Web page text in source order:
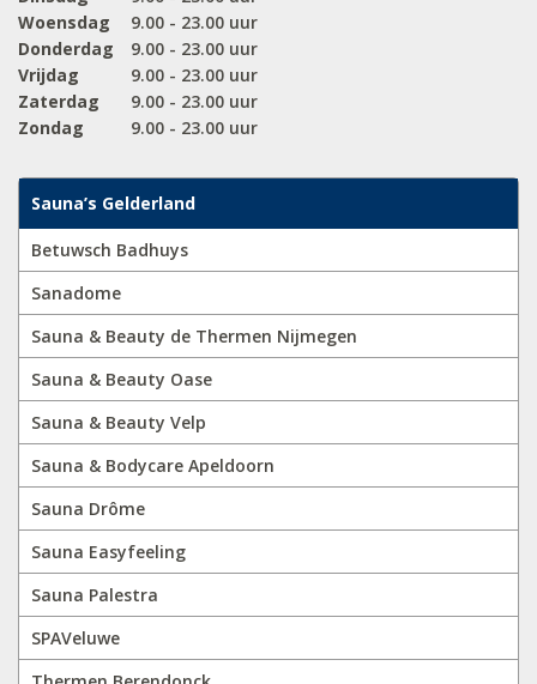
Woensdag
9.00 - 23.00 uur
Donderdag
9.00 - 23.00 uur
Vrijdag
9.00 - 23.00 uur
Zaterdag
9.00 - 23.00 uur
Zondag
9.00 - 23.00 uur
Sauna’s Gelderland
Betuwsch Badhuys
Sanadome
Sauna & Beauty de Thermen Nijmegen
Sauna & Beauty Oase
Sauna & Beauty Velp
Sauna & Bodycare Apeldoorn
Sauna Drôme
Sauna Easyfeeling
Sauna Palestra
SPAVeluwe